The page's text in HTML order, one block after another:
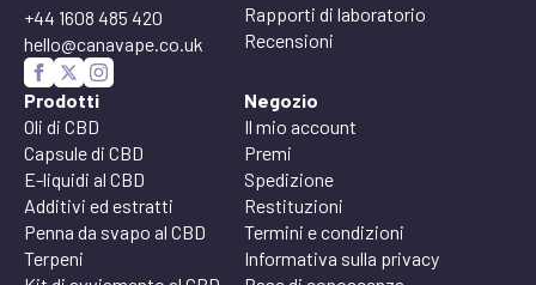
+44 1608 485 420
hello@canavape.co.uk
Rapporti di laboratorio
Recensioni
Prodotti
Oli di CBD
Capsule di CBD
E-liquidi al CBD
Additivi ed estratti
Penna da svapo al CBD
Terpeni
Negozio
Il mio account
Premi
Spedizione
Restituzioni
Termini e condizioni
Informativa sulla privacy